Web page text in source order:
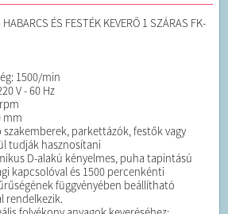
ÉS FESTÉK KEVERŐ 1 SZÁRAS FK-
1500/min
V - 60 Hz
mm
parkettázók, festők vagy
tudják hasznosítani
D-alakú kényelmes, puha tapintású
kapcsolóval és 1500 percenkénti
függvényében beállítható
rendelkezik.